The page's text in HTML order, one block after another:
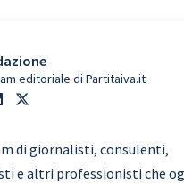
editoriale di Partitaiva.it
di giornalisti, consulenti,
e altri professionisti che